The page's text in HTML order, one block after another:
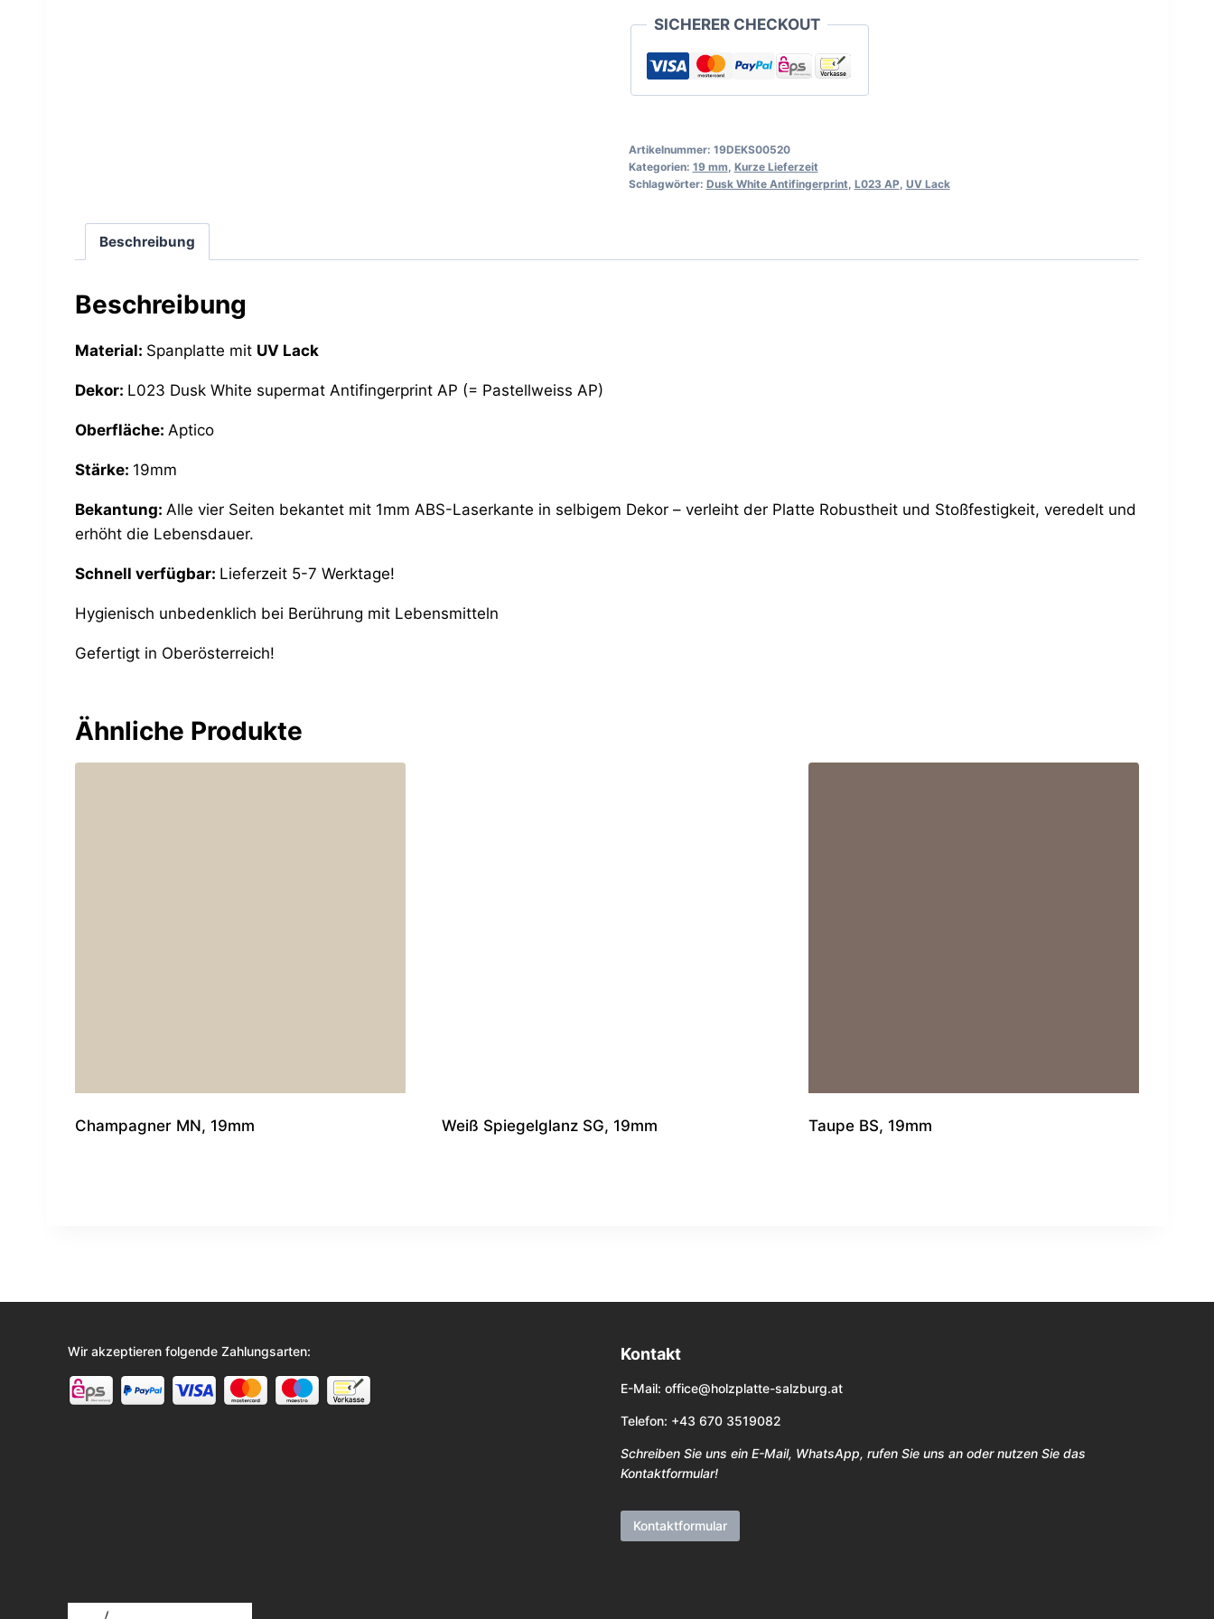
19mmSICHERER CHECKOUT
Artikelnummer: 19DEKS00520
Kategorien: 19 mm Kurze Lieferzeit
Schlagwörter: Dusk White Antifingerprint L023 AP, UV Lack
Beschreibung
Beschreibung
Material: Spanplatte mit UV Lack
Dekor: L023 Dusk White supermat Antifingerprint AP (= Pastellweiss AP)
Oberfläche: Aptico
Stärke: 19mm
Bekantung: Alle vier Seiten bekantet mit 1mm ABS-Laserkante in selbigem Dekor – verleiht der Platte Robustheit und Stoßfestigkeit, veredelt und
erhöht die Lebensdauer.
Schnell verfügbar: Lieferzeit 5-7 Werktage!
Hygienisch unbedenklich bei Berührung mit Lebensmitteln
Gefertigt in Oberösterreich!
Ähnliche Produkte
Champagner MN, 19mm Weiß Spiegelglanz SG, 19mm Taupe BS, 19mm
Wir akzeptieren folgende Zahlungsarten: Kontakt
E-Mail: office@holzplatte-salzburg.at
Telefon: +43 670 3519082
Schreiben Sie uns ein E-Mail, WhatsApp, rufen Sie uns an oder nutzen Sie das
Kontaktformular!
Kontaktformular